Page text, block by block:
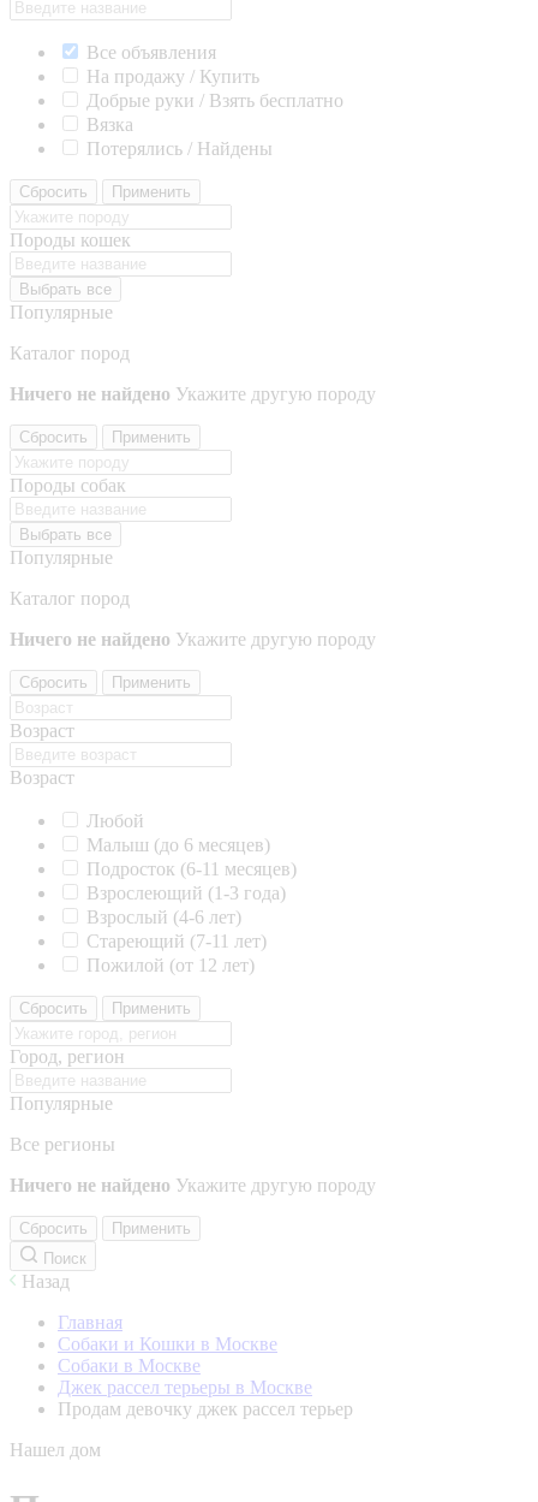
Все объявления
На продажу / Купить
Добрые руки / Взять бесплатно
Вязка
Потерялись / Найдены
Сбросить Применить
Породы кошек
Выбрать все
Популярные
Каталог пород
Ничего не найдено Укажите другую породу
Сбросить Применить
Породы собак
Выбрать все
Популярные
Каталог пород
Ничего не найдено Укажите другую породу
Сбросить Применить
Возраст
Возраст
Любой
Малыш (до 6 месяцев)
Подросток (6-11 месяцев)
Взрослеющий (1-3 года)
Взрослый (4-6 лет)
Стареющий (7-11 лет)
Пожилой (от 12 лет)
Сбросить Применить
Город, регион
Популярные
Все регионы
Ничего не найдено Укажите другую породу
Сбросить
Применить
Поиск
Назад
Главная
Собаки и Кошки в Москве
Собаки в Москве
Джек рассел терьеры в Москве
Продам девочку джек рассел терьер
Нашел дом